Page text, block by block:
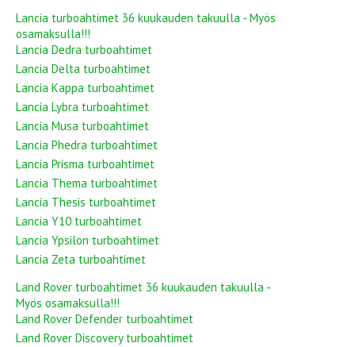
Lancia turboahtimet 36 kuukauden takuulla - Myös
osamaksulla!!!
Lancia Dedra turboahtimet
Lancia Delta turboahtimet
Lancia Kappa turboahtimet
Lancia Lybra turboahtimet
Lancia Musa turboahtimet
Lancia Phedra turboahtimet
Lancia Prisma turboahtimet
Lancia Thema turboahtimet
Lancia Thesis turboahtimet
Lancia Y10 turboahtimet
Lancia Ypsilon turboahtimet
Lancia Zeta turboahtimet
Land Rover turboahtimet 36 kuukauden takuulla -
Myös osamaksulla!!!
Land Rover Defender turboahtimet
Land Rover Discovery turboahtimet